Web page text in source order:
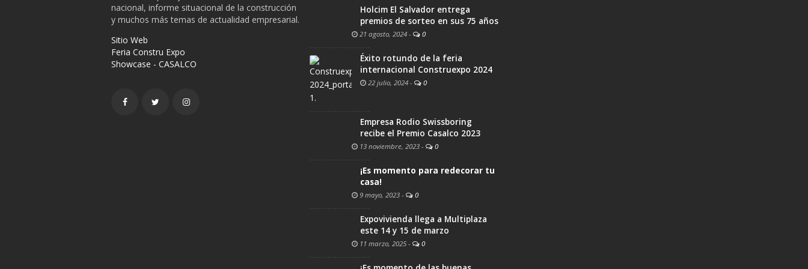
nacional, informe situacional de la construcción
y muchos más temas de actualidad empresarial.
Sitio Web
Feria Constru Expo
Showcase - CASALCO
Holcim El Salvador entrega
premios de sorteo en sus 75 años
21 agosto, 2024 - 0
Éxito rotundo de la feria
internacional Construexpo 2024
22 julio, 2024 - 0
Empresa Rodio Swissboring
recibe el Premio Casalco 2023
13 noviembre, 2023 - 0
¡Es momento para redecorar tu
casa!
9 mayo, 2023 - 0
Expovivienda llega a Multiplaza
este 14 y 15 de marzo
11 marzo, 2025 - 0